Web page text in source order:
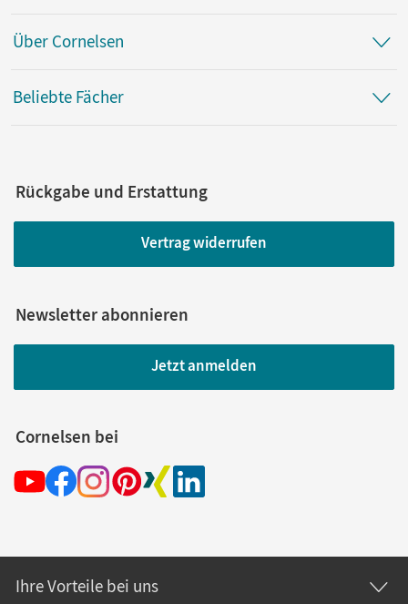
Über Cornelsen
Beliebte Fächer
Rückgabe und Erstattung
Vertrag widerrufen
Newsletter abonnieren
Jetzt anmelden
Cornelsen bei
Ihre Vorteile bei uns